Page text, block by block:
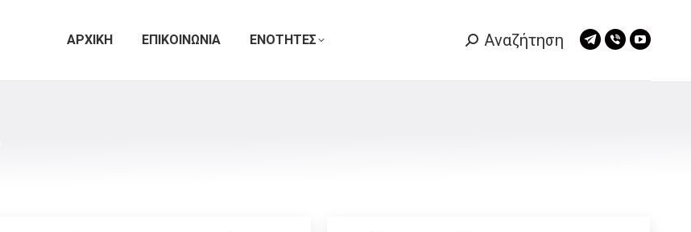
ΑΡΧΙΚΗ ΕΠΙΚΟΙΝΩΝΙΑ ΕΝΟΤΗΤΕΣ Search:
Αναζήτηση
Telegram
Viber